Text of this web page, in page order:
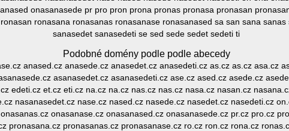
onasanasede pr pro pron prona pronas pronasa pronasan
ronasana ronasanas ronasanase ronasanased sa san sana
sanasedet sanasedeti se sed sede sedet sedeti ti
Podobné domény podle podle abecedy
anased.cz anasede.cz anasedet.cz anasedeti.cz as.cz as.cz asa.cz
asanasedet.cz asanasedeti.cz ase.cz ased.cz asede.cz
edeti.cz et.cz eti.cz na.cz na.cz nas.cz nas.cz nasa.cz nasan.cz
nasanasedet.cz nase.cz nased.cz nasede.cz nasedet.cz nasedeti.cz
onasanase.cz onasanased.cz onasanasede.cz pr.cz pro.cz
pronasana.cz pronasanas.cz pronasanase.cz ro.cz ron.cz rona.cz